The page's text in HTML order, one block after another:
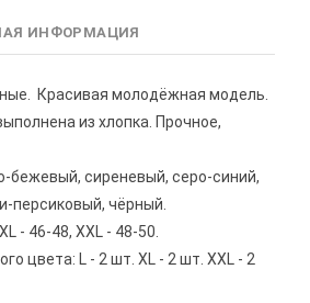
ИНФОРМАЦИЯ
Красивая молодёжная модель.
из хлопка. Прочное,
бежевый, сиреневый, серо-синий,
персиковый, чёрный.
- 46-48, XXL - 48-50.
цвета: L - 2 шт. XL - 2 шт. XXL - 2